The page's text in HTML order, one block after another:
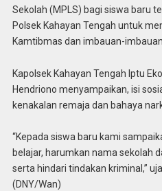
Sekolah (MPLS) bagi siswa baru
Polsek Kahayan Tengah untuk
Kamtibmas dan imbauan-imbauan.
Kapolsek Kahayan Tengah Iptu
Hendriono menyampaikan, isi
kenakalan remaja dan bahaya
“Kepada siswa baru kami
belajar, harumkan nama sekolah
serta hindari tindakan kriminal,”
(DNY/Wan)